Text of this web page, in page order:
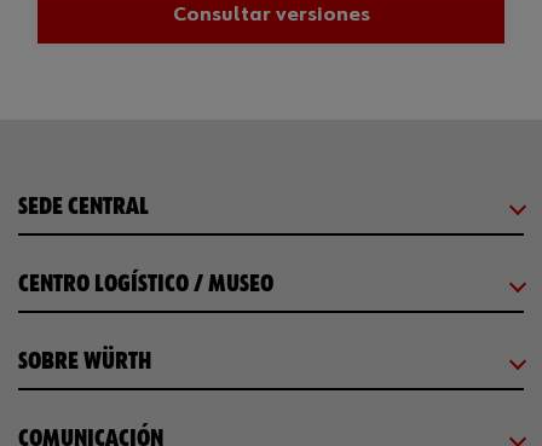
Consultar versiones
SEDE CENTRAL
CENTRO LOGÍSTICO / MUSEO
SOBRE WÜRTH
COMUNICACIÓN